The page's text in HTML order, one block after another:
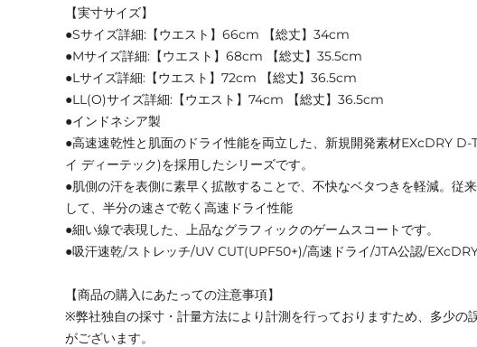
【実寸サイズ】
●Sサイズ詳細:【ウエスト】66cm 【総丈】34cm
●Mサイズ詳細:【ウエスト】68cm 【総丈】35.5cm
●Lサイズ詳細:【ウエスト】72cm 【総丈】36.5cm
●LL(O)サイズ詳細:【ウエスト】74cm 【総丈】36.5cm
●インドネシア製
●高速速乾性と肌面のドライ性能を両立した、新規開発素材EXcDRY D-
イ ディーテック)を採用したシリーズです。
●肌側の汗を表側に素早く拡散することで、不快なベタつきを軽減。従
して、半分の速さで乾く高速ドライ性能
●細い線で表現した、上品なグラフィックのゲームスコートです。
●吸汗速乾/ストレッチ/UV CUT(UPF50+)/高速ドライ/JTA公認/
【商品の購入にあたっての注意事項】
※弊社独自の採寸・計量方法により計測を行っておりますため、多少の
がございます。